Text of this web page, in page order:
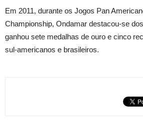
Em 2011, durante os Jogos Pan
Championship, Ondamar destacou-se
ganhou sete medalhas de ouro e cinco
sul-americanos e brasileiros.